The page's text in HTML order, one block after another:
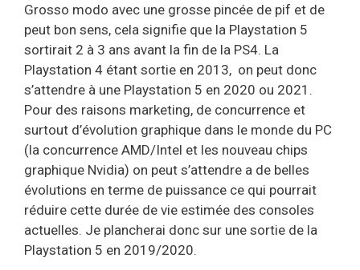
Grosso modo avec une grosse pincée de pif et de
peut bon sens, cela signifie que la Playstation 5
sortirait 2 à 3 ans avant la fin de la PS4. La
Playstation 4 étant sortie en 2013, on peut donc
s’attendre à une Playstation 5 en 2020 ou 2021.
Pour des raisons marketing, de concurrence et
surtout d’évolution graphique dans le monde du PC
(la concurrence AMD/Intel et les nouveau chips
graphique Nvidia) on peut s’attendre a de belles
évolutions en terme de puissance ce qui pourrait
réduire cette durée de vie estimée des consoles
actuelles. Je plancherai donc sur une sortie de la
Playstation 5 en 2019/2020.